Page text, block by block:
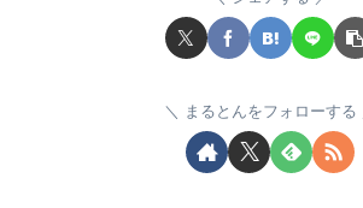
まるとんをフォローする